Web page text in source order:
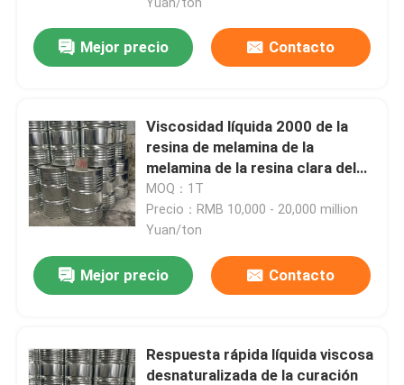
Mejor precio Contacto
Viscosidad líquida 2000 de la
resina de melamina de la
melamina de la resina clara del
formaldehído
MOQ：1T
Precio：RMB 10,000 - 20,000 million
Yuan/ton
Mejor precio Contacto
Respuesta rápida líquida viscosa
desnaturalizada de la curación